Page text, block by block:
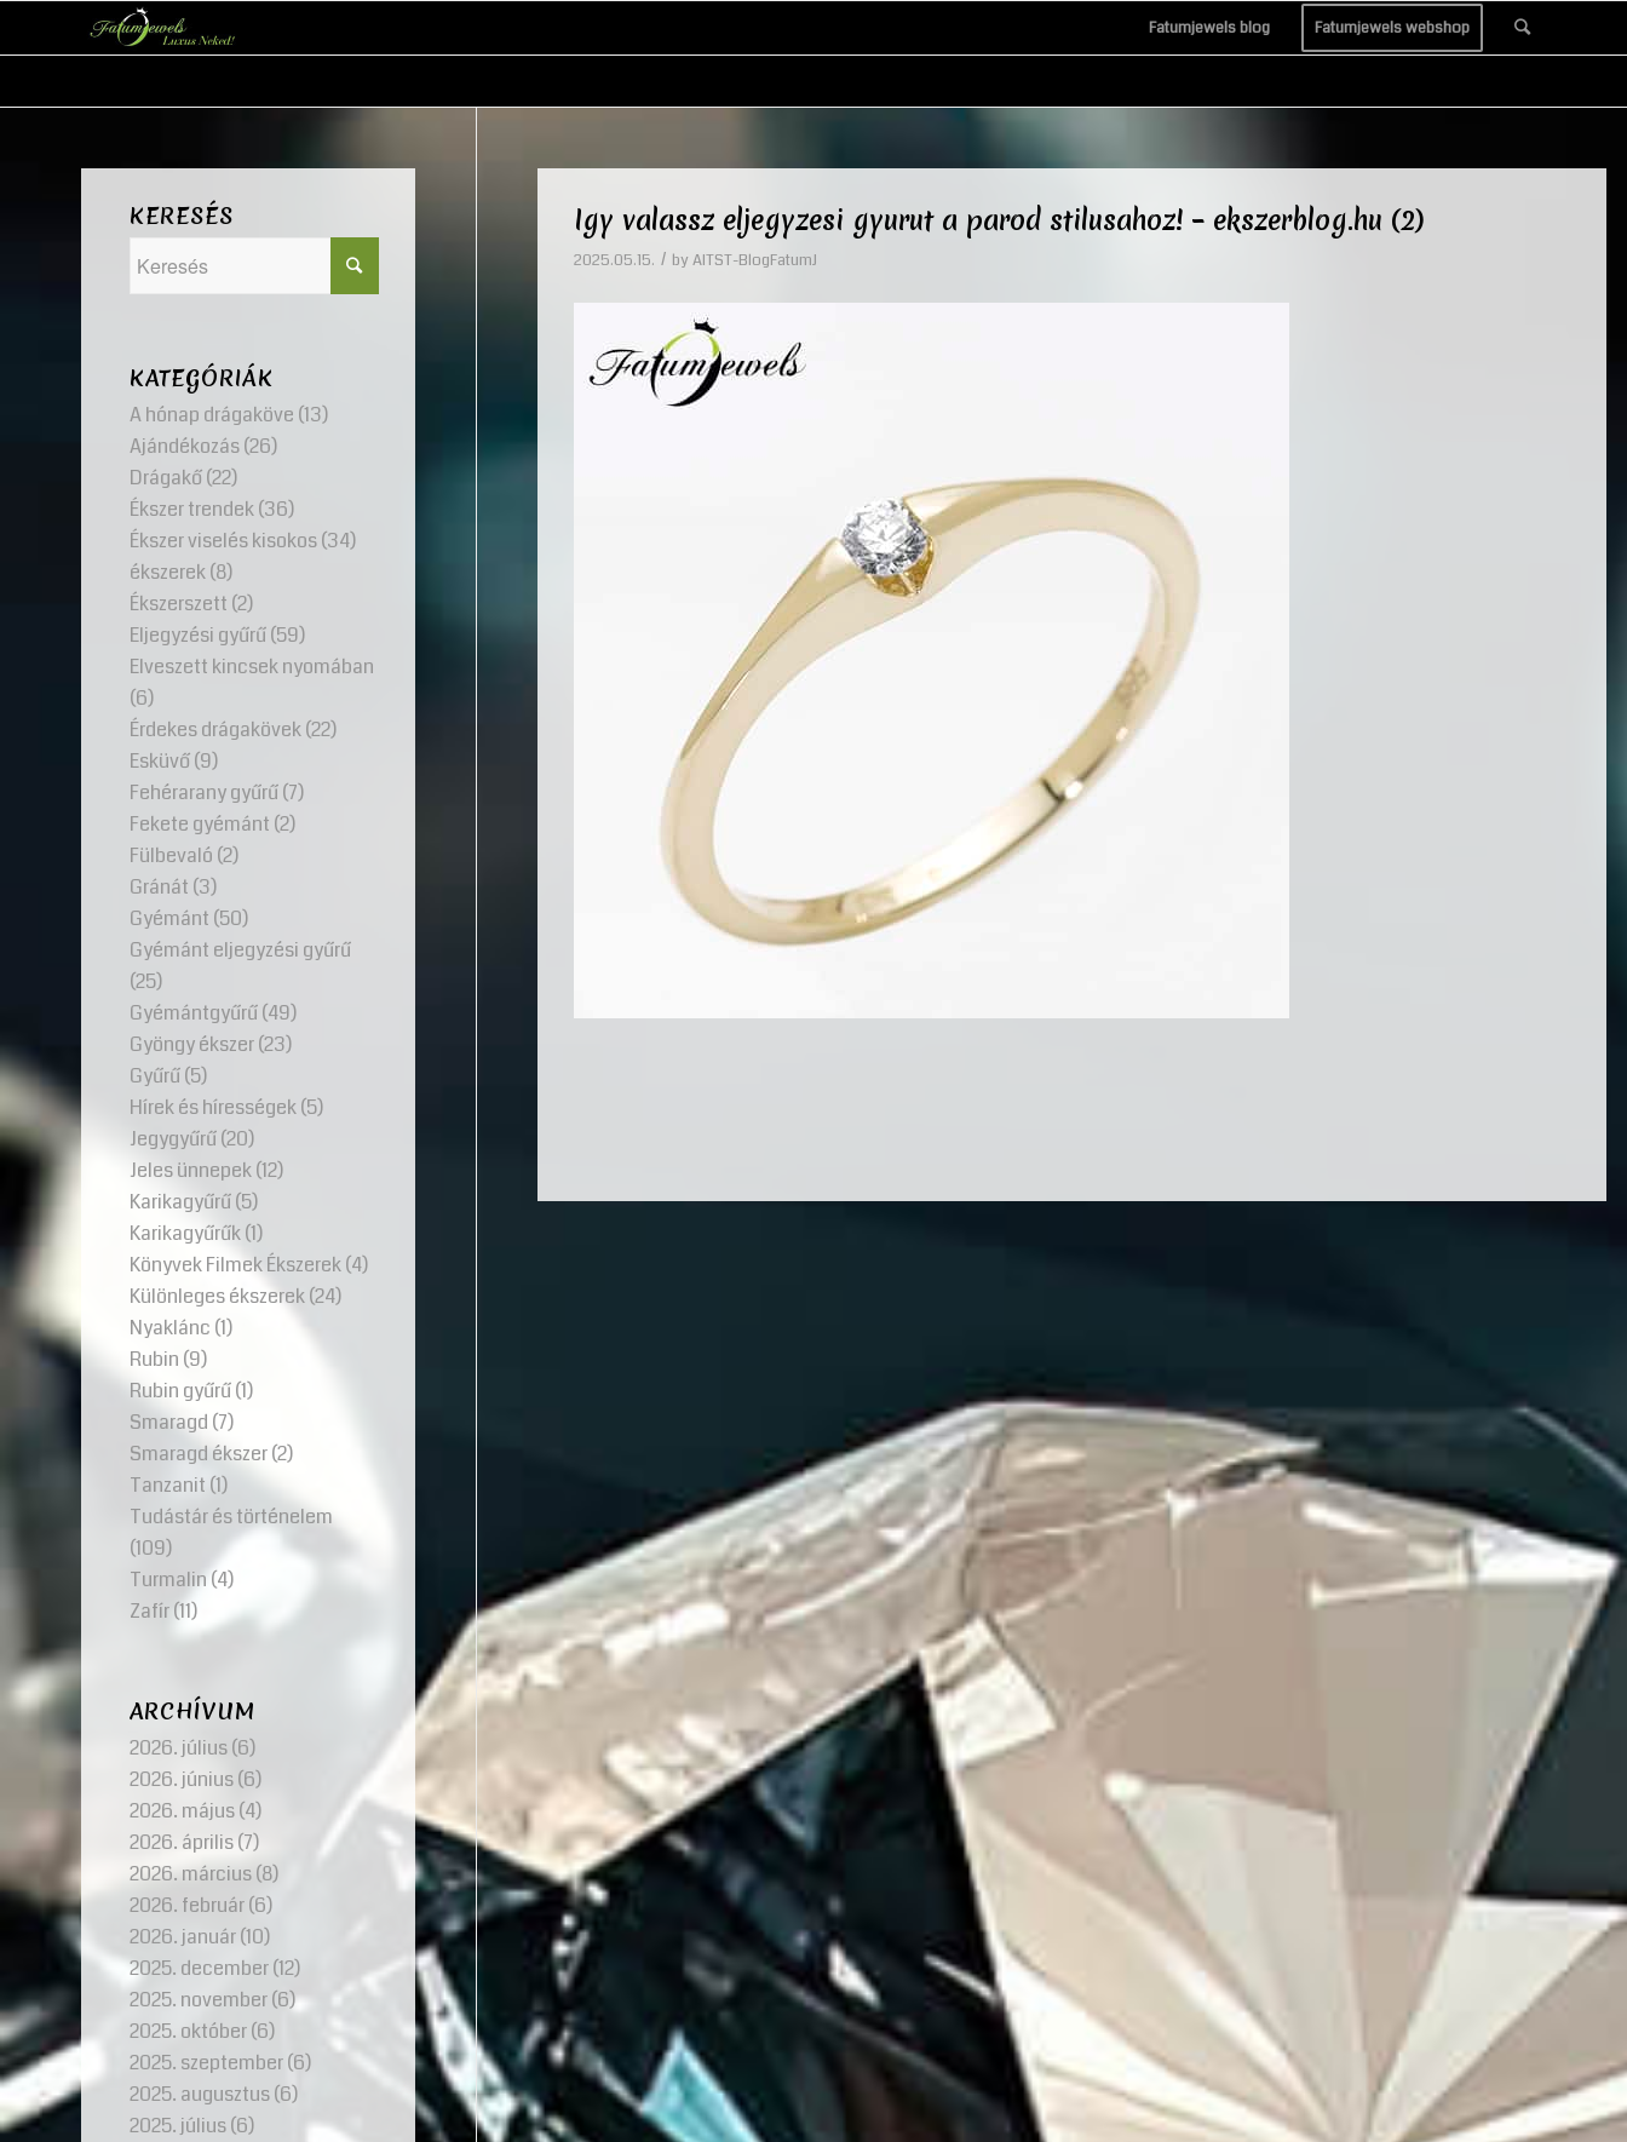
Fatumjewels blog Fatumjewels webshop
Igy valassz eljegyzesi gyurut a parod stilusahoz! – ekszerblog.hu (2)
2025.05.15. / by AITST-BlogFatumJ
KERESÉS
KATEGÓRIÁK
A hónap drágaköve (13)
Ajándékozás(26)
Drágakő(22)
Ékszer trendek(36)
Ékszer viselés kisokos(34)
ékszerek(8)
Ékszerszett (2)
Eljegyzési gyűrű(59)
Elveszett kincsek nyomában
(6)
Érdekes drágakövek(22)
Esküvő(9)
Fehérarany gyűrű(7)
Fekete gyémánt (2)
Fülbevaló (2)
Gránát (3)
Gyémánt (50)
Gyémánt eljegyzési gyűrű
(25)
Gyémántgyűrű(49)
Gyöngy ékszer(23)
Gyűrű(5)
Hírek és hírességek(5)
Jegygyűrű(20)
Jeles ünnepek(12)
Karikagyűrű(5)
Karikagyűrűk(1)
Könyvek Filmek Ékszerek(4)
Különleges ékszerek(24)
Nyaklánc (1)
Rubin (9)
Rubin gyűrű(1)
Smaragd (7)
Smaragd ékszer(2)
Tanzanit (1)
Tudástár és történelem
(109)
Turmalin (4)
Zafír(11)
ARCHÍVUM
2026. július(6)
2026. június(6)
2026. május(4)
2026. április(7)
2026. március(8)
2026. február(6)
2026. január(10)
2025. december(12)
2025. november(6)
2025. október(6)
2025. szeptember(6)
2025. augusztus(6)
2025. július(6)